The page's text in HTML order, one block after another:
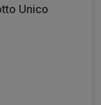
Unico